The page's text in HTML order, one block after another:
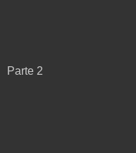
Parte 2